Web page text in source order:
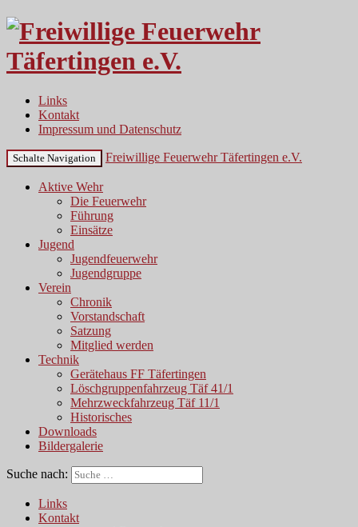
Links
Kontakt
Impressum und Datenschutz
Schalte Navigation Freiwillige Feuerwehr Täfertingen e.V.
Aktive Wehr
Die Feuerwehr
Führung
Einsätze
Jugend
Jugendfeuerwehr
Jugendgruppe
Verein
Chronik
Vorstandschaft
Satzung
Mitglied werden
Technik
Gerätehaus FF Täfertingen
Löschgruppenfahrzeug Täf 41/1
Mehrzweckfahrzeug Täf 11/1
Historisches
Downloads
Bildergalerie
Suche nach:
Links
Kontakt